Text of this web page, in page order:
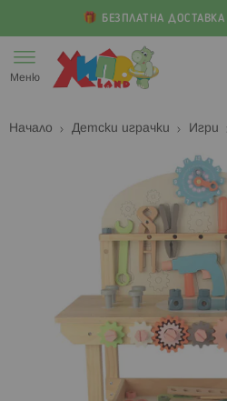
БЕЗПЛАТНА
към
съдържанието
Меню
Начало Детски играчки Игри